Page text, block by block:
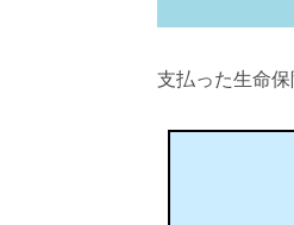
支払った生命